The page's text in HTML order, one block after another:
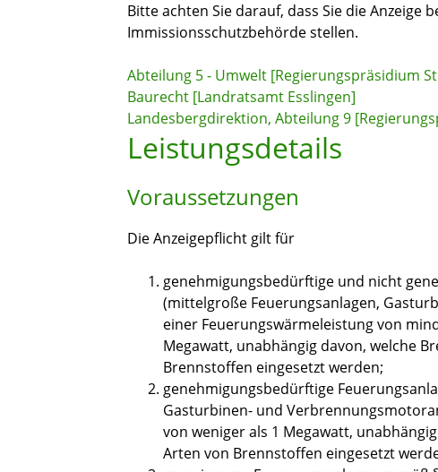
Bitte achten Sie darauf, dass Sie die Anzeige
Immissionsschutzbehörde stellen.
Abteilung 5 - Umwelt [Regierungspräsidium
Baurecht [Landratsamt Esslingen]
Landesbergdirektion, Abteilung 9
Leistungsdetails
Voraussetzungen
Die Anzeigepflicht gilt für
genehmigungsbedürftige und nicht
(mittelgroße Feuerungsanlagen,
einer Feuerungswärmeleistung von
Megawatt, unabhängig davon, welche
Brennstoffen eingesetzt werden;
genehmigungsbedürftige
Gasturbinen- und
von weniger als 1 Megawatt,
Arten von Brennstoffen eingesetzt